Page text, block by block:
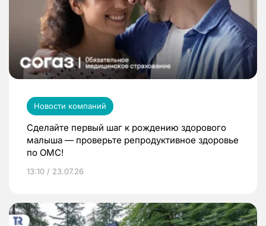
Новости компаний
Сделайте первый шаг к рождению здорового
малыша — проверьте репродуктивное здоровье
по ОМС!
13:10 / 23.07.26